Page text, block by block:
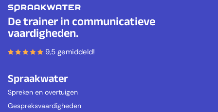
De trainer in communicatieve
vaardigheden.
9,5 gemiddeld!
Spraakwater
Spreken en overtuigen
Gespreksvaardigheden